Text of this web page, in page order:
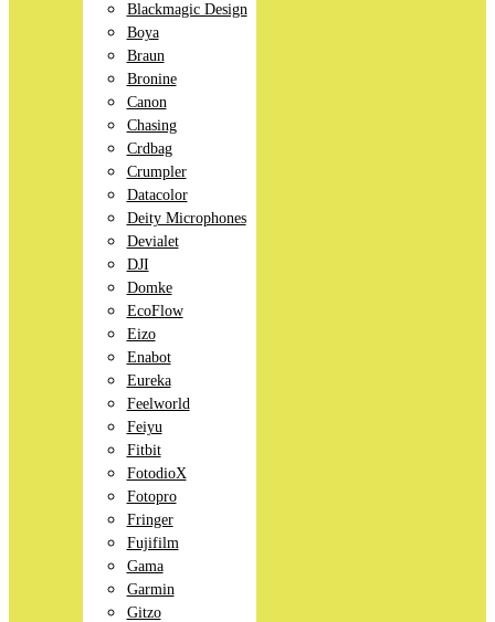
Blackmagic Design
Boya
Braun
Bronine
Canon
Chasing
Crdbag
Crumpler
Datacolor
Deity Microphones
Devialet
DJI
Domke
EcoFlow
Eizo
Enabot
Eureka
Feelworld
Feiyu
Fitbit
FotodioX
Fotopro
Fringer
Fujifilm
Gama
Garmin
Gitzo